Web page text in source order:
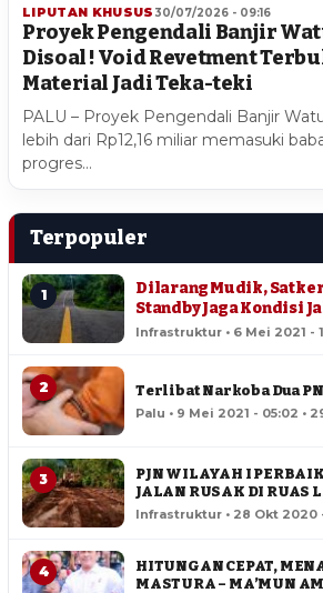
LIPUTAN KHUSUS 30/07/2026 - 09:16
Proyek Pengendali Banjir
Disoal ! Void Revetment
Material Jadi Teka-teki
PALU – Proyek Pengendali Banjir
lebih dari Rp12,16 miliar memasuki
progres…
Terpopuler
1
Dilarang Mudik, Satker
Standby Jaga Kondisi
Infrastruktur • 6 Mei 2021 -
2 Terlibat Narkoba Dua
Palu • 9 Mei 2021 - 05:02 •
3
PJN WILAYAH I
JALAN RUSAK DI RUAS
Infrastruktur • 28 Okt 2020 -
4
HITUNGAN CEPAT,
MASTURA – MA’MUN